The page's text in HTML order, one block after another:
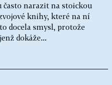
narazit na stoickou
knihy, které na ní
docela smysl, protože
dokáže...